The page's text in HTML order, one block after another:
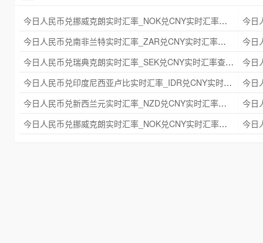
今日人民币兑挪威克朗实时汇率_NOK兑CNY实时汇率查询 2025年09月21日
今日人民币兑南非兰特实时汇率_ZAR兑CNY实时汇率查询 2025年09月21日
今日人民币兑瑞典克朗实时汇率_SEK兑CNY实时汇率查询 2025年09月21日
今日人民币兑印度尼西亚卢比实时汇率_IDR兑CNY实时汇率查询 2025年09月21日
今日人民币兑新西兰元实时汇率_NZD兑CNY实时汇率查询 2025年09月21日
今日人民币兑挪威克朗实时汇率_NOK兑CNY实时汇率查询 2025年09月21日